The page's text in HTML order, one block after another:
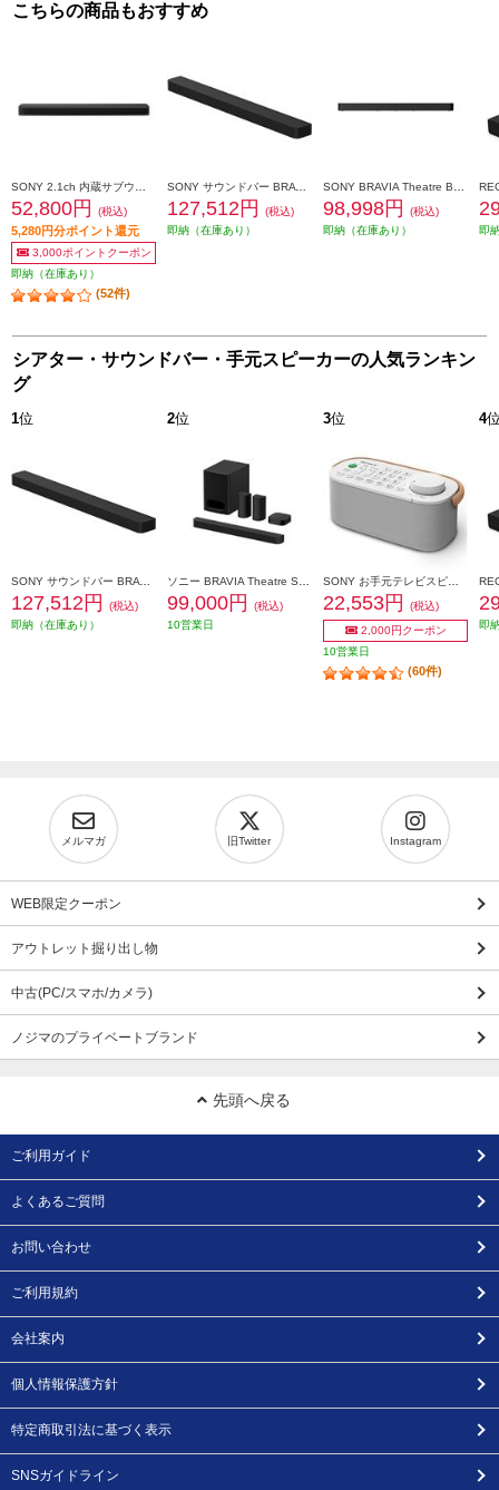
こちらの商品もおすすめ
52,800円 (税込)
5,280円分ポイント還元
3,000ポイントクーポン
即納（在庫あり）
(52件)
127,512円
(税込)
即納（在庫あり）
98,998円
(税込)
即納（在庫あり）
即
シアター・サウンドバー・手元スピーカーの人気ランキン
グ
1位
127,512円
(税込)
即納（在庫あり）
2位
99,000円
(税込)
10営業日
3位
22,553円
(税込)
2,000円クーポン
10営業日
(60件)
4
即
メルマガ 旧Twitter Instagram
WEB限定クーポン
アウトレット掘り出し物
中古(PC/スマホ/カメラ)
ノジマのプライベートブランド
先頭へ戻る
ご利用ガイド
よくあるご質問
お問い合わせ
ご利用規約
会社案内
個人情報保護方針
特定商取引法に基づく表示
SNSガイドライン